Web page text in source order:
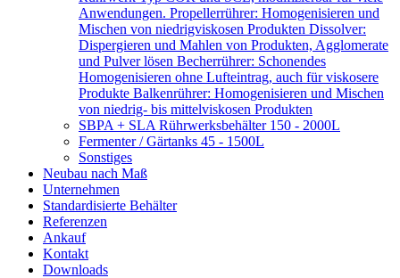
Anwendungen. Propellerrührer: Homogenisieren und
Mischen von niedrigviskosen Produkten Dissolver:
Dispergieren und Mahlen von Produkten, Agglomerate
und Pulver lösen Becherrührer: Schonendes
Homogenisieren ohne Lufteintrag, auch für viskosere
Produkte Balkenrührer: Homogenisieren und Mischen
von niedrig- bis mittelviskosen Produkten
SBPA + SLA Rührwerksbehälter 150 - 2000L
Fermenter / Gärtanks 45 - 1500L
Sonstiges
Neubau nach Maß
Unternehmen
Standardisierte Behälter
Referenzen
Ankauf
Kontakt
Downloads